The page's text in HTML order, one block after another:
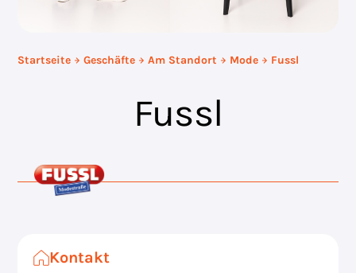
Startseite Geschäfte Am Standort Mode Fussl
Fussl
Kontakt